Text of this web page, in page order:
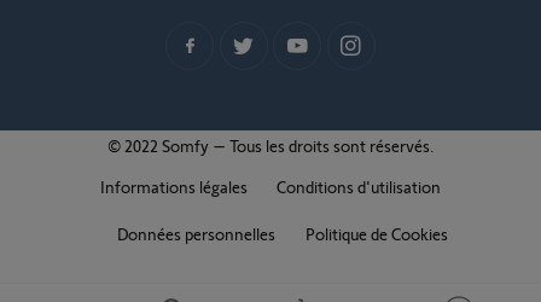
© 2022 Somfy – Tous les droits sont réservés.
Informations légales
Conditions d'utilisation
Données personnelles Politique de Cookies